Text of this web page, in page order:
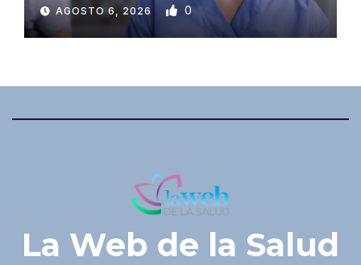
AGOSTO 6, 2026 0
La Web de la Salud